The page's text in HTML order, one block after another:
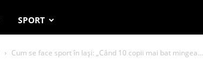
SPORT
Cum se face sport în Iași: „Când 10 copii mai bat mingea...